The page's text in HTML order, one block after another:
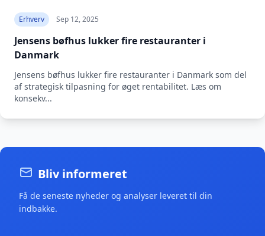
Erhverv Sep 12, 2025
Jensens bøfhus lukker fire restauranter i
Danmark
Jensens bøfhus lukker fire restauranter i Danmark som del
af strategisk tilpasning for øget rentabilitet. Læs om
konsekv...
Bliv informeret
Få de seneste nyheder og analyser leveret til din
indbakke.